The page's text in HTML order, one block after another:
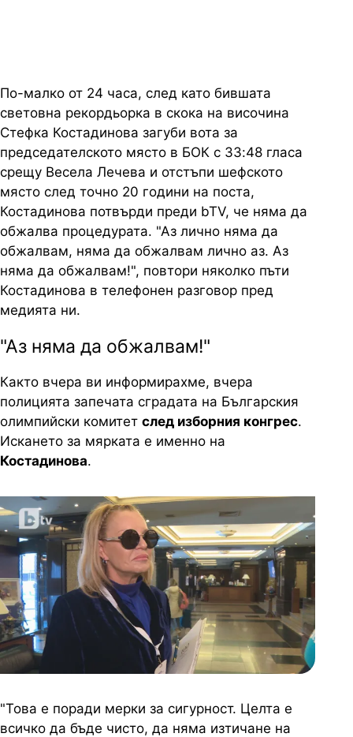
По-малко от 24 часа, след като бившата
световна рекордьорка в скока на височина
Стефка Костадинова загуби вота за
председателското място в БОК с 33:48 гласа
срещу Весела Лечева и отстъпи шефското
място след точно 20 години на поста,
Костадинова потвърди преди bTV, че няма да
обжалва процедурата. "Аз лично няма да
обжалвам, няма да обжалвам лично аз. Аз
няма да обжалвам!", повтори няколко пъти
Костадинова в телефонен разговор пред
медията ни.
"Аз няма да обжалвам!"
Както вчера ви информирахме, вчера
полицията запечата сградата на Българския
олимпийски комитет след изборния конгрес.
Искането за мярката е именно на
Костадинова.
"Това е поради мерки за сигурност. Целта е
всичко да бъде чисто, да няма изтичане на